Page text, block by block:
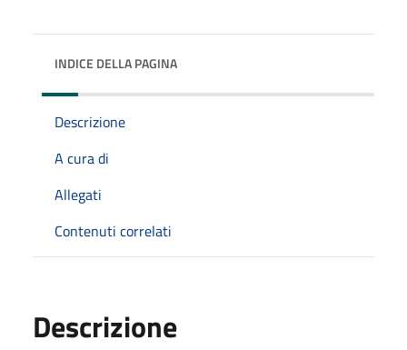
INDICE DELLA PAGINA
Descrizione
A cura di
Allegati
Contenuti correlati
Descrizione